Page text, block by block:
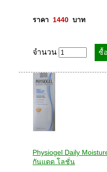
ราคา 1440
  บาท
จำนวน
Physiogel Daily
กันแดด โลชั่น